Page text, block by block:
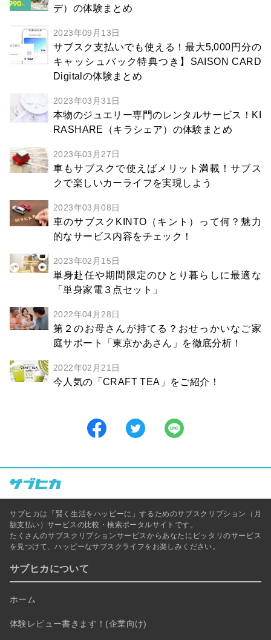
デ）の体験まとめ
2023年09月13日
サブスク支払いでも使える！最大5,000円分の
キャッシュバック特典つき】SAISON CARD
Digitalの体験まとめ
2023年03月31日
本物のジュエリー専門のレンタルサービス！KI
RASHARE（キラシェア）の体験まとめ
2023年03月27日
車もサブスクで使えばメリット満載！サブス
クで楽しいカーライフを実現しよう
2023年03月08日
車のサブスクKINTO（キント）って何？魅力
的なサービス内容をチェック！
2023年02月15日
単身赴任や期間限定のひとり暮らしに最適な
「単身家電３点セット」
2022年04月28日
第２のお母さんが持てる？おせっかいなご家
庭サポート「東京かあさん」を徹底分析！
2022年02月21日
今人気の「CRAFT TEA」をご紹介！
サブヒカは「賢く生活をハッピーに」するためのサブスクリプション（月
額支払い）サービスの比較・検索ポータルサイトです。
たくさんのサブスクリプションサービスからあなたにピッタリのサービス
を見つけて、ハッピーなサブスクライフをお楽しみください。
サブヒカについて
ホーム
体験レビュー書きます！(企業向け)